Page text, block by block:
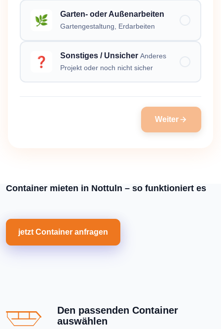
🌿 Garten- oder Außenarbeiten
Gartengestaltung, Erdarbeiten
❓ Sonstiges / Unsicher Anderes
Projekt oder noch nicht sicher
Weiter
Container mieten in Nottuln – so funktioniert es
jetzt Container anfragen
Den passenden Container
auswählen